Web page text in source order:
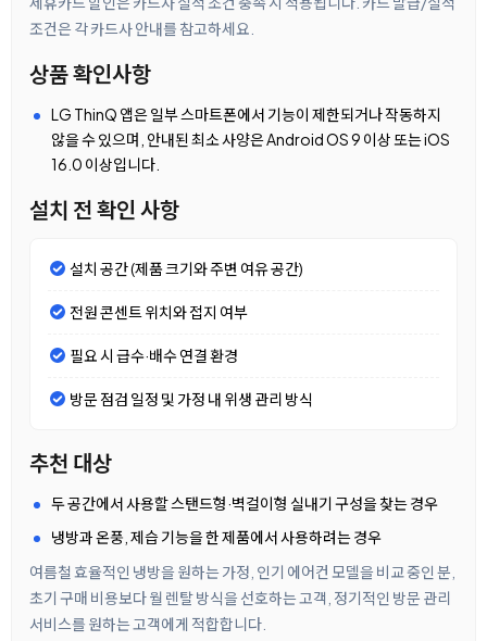
조건은 각 카드사 안내를 참고하세요.
상품 확인사항
LG ThinQ 앱은 일부 스마트폰에서 기능이 제한되거나 작동하지
않을 수 있으며, 안내된 최소 사양은 Android OS 9 이상 또는 iOS
16.0 이상입니다.
설치 전 확인 사항
설치 공간 (제품 크기와 주변 여유 공간)
전원 콘센트 위치와 접지 여부
필요 시 급수·배수 연결 환경
방문 점검 일정 및 가정 내 위생 관리 방식
추천 대상
두 공간에서 사용할 스탠드형·벽걸이형 실내기 구성을 찾는 경우
냉방과 온풍, 제습 기능을 한 제품에서 사용하려는 경우
여름철 효율적인 냉방을 원하는 가정, 인기 에어컨 모델을 비교 중인 분,
초기 구매 비용보다 월 렌탈 방식을 선호하는 고객, 정기적인 방문 관리
서비스를 원하는 고객에게 적합합니다.